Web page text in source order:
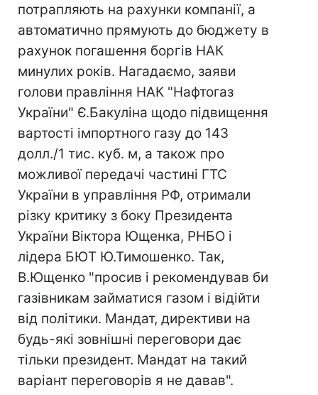
потрапляють на рахунки компанії, а
автоматично прямують до бюджету в
рахунок погашення боргів НАК
минулих років. Нагадаємо, заяви
голови правління НАК "Нафтогаз
України" Є.Бакуліна щодо підвищення
вартості імпортного газу до 143
долл./1 тис. куб. м, а також про
можливої передачі частині ГТС
України в управління РФ, отримали
різку критику з боку Президента
України Віктора Ющенка, РНБО і
лідера БЮТ Ю.Тимошенко. Так,
В.Ющенко "просив і рекомендував би
газівникам займатися газом і відійти
від політики. Мандат, директиви на
будь-які зовнішні переговори дає
тільки президент. Мандат на такий
варіант переговорів я не давав".